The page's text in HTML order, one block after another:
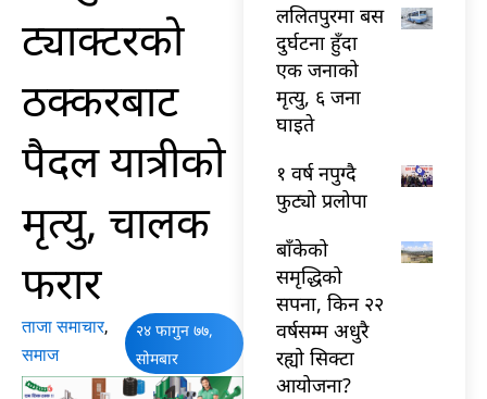
ट्याक्टरको
ठक्करबाट
पैदल यात्रीको
मृत्यु, चालक
फरार
ताजा समाचार,
समाज
२४ फागुन ७७,
सोमबार
ललितपुरमा बस
दुर्घटना हुँदा
एक जनाको
मृत्यु, ६ जना
घाइते
१ वर्ष नपुग्दै
फुट्यो प्रलोपा
बाँकेको
समृद्धिको
सपना, किन २२
वर्षसम्म अधुरै
रह्यो सिक्टा
आयोजना?